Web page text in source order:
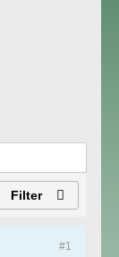
Filter
#1